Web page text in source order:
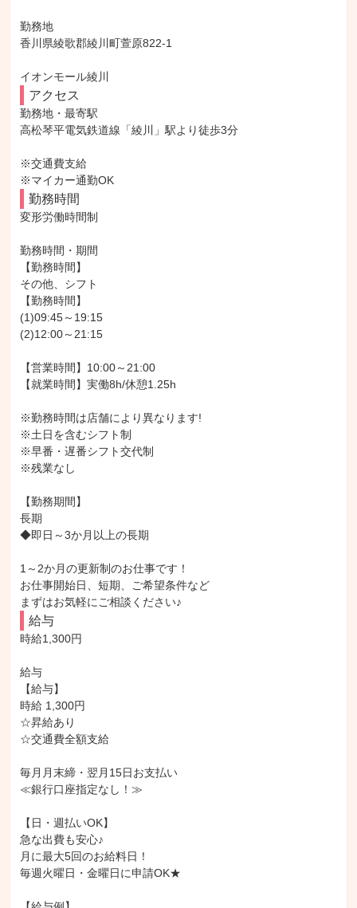
勤務地
香川県綾歌郡綾川町萱原822-1
イオンモール綾川
アクセス
勤務地・最寄駅
高松琴平電気鉄道線「綾川」駅より徒歩3分
※交通費支給
※マイカー通勤OK
勤務時間
変形労働時間制
勤務時間・期間
【勤務時間】
その他、シフト
【勤務時間】
(1)09:45～19:15
(2)12:00～21:15
【営業時間】10:00～21:00
【就業時間】実働8h/休憩1.25h
※勤務時間は店舗により異なります!
※土日を含むシフト制
※早番・遅番シフト交代制
※残業なし
【勤務期間】
長期
◆即日～3か月以上の長期
1～2か月の更新制のお仕事です！
お仕事開始日、短期、ご希望条件など
まずはお気軽にご相談ください♪
給与
時給1,300円
給与
【給与】
時給 1,300円
☆昇給あり
☆交通費全額支給
毎月月末締・翌月15日お支払い
≪銀行口座指定なし！≫
【日・週払いOK】
急な出費も安心♪
月に最大5回のお給料日！
毎週火曜日・金曜日に申請OK★